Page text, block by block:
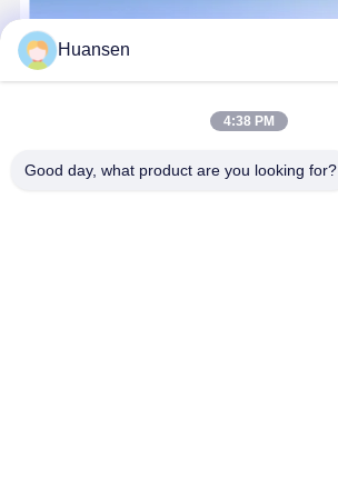
Huansen
4:38 PM
Good day, what product are you looking for?